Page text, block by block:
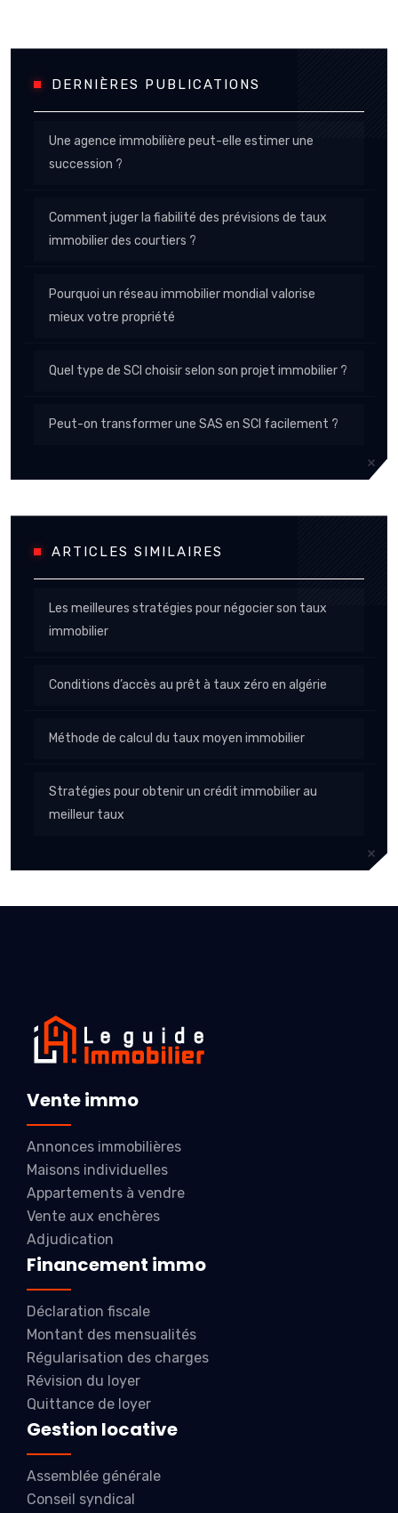
DERNIÈRES PUBLICATIONS
Une agence immobilière peut-elle estimer une
succession ?
Comment juger la fiabilité des prévisions de taux
immobilier des courtiers ?
Pourquoi un réseau immobilier mondial valorise
mieux votre propriété
Quel type de SCI choisir selon son projet immobilier ?
Peut-on transformer une SAS en SCI facilement ?
ARTICLES SIMILAIRES
Les meilleures stratégies pour négocier son taux
immobilier
Conditions d’accès au prêt à taux zéro en algérie
Méthode de calcul du taux moyen immobilier
Stratégies pour obtenir un crédit immobilier au
meilleur taux
Vente immo
Annonces immobilières
Maisons individuelles
Appartements à vendre
Vente aux enchères
Adjudication
Financement immo
Déclaration fiscale
Montant des mensualités
Régularisation des charges
Révision du loyer
Quittance de loyer
Gestion locative
Assemblée générale
Conseil syndical